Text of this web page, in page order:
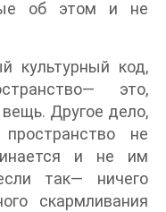
об этом и не
культурный код,
это,
Другое дело,
не
и не им
так— ничего
скармливания